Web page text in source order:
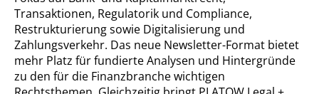
Transaktionen, Regulatorik und Compliance,
Restrukturierung sowie Digitalisierung und
Zahlungsverkehr. Das neue Newsletter-Format bietet
mehr Platz für fundierte Analysen und Hintergründe
zu den für die Finanzbranche wichtigen